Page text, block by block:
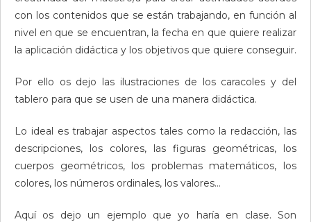
con los contenidos que se están trabajando, en función al
nivel en que se encuentran, la fecha en que quiere realizar
la aplicación didáctica y los objetivos que quiere conseguir.
Por ello os dejo las ilustraciones de los caracoles y del
tablero para que se usen de una manera didáctica.
Lo ideal es trabajar aspectos tales como la redacción, las
descripciones, los colores, las figuras geométricas, los
cuerpos geométricos, los problemas matemáticos, los
colores, los números ordinales, los valores…
Aquí os dejo un ejemplo que yo haría en clase. Son